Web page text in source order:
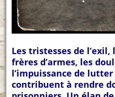
Les tristesses de l’exil,
frères d’armes, les
l’impuissance de
contribuent à rendre